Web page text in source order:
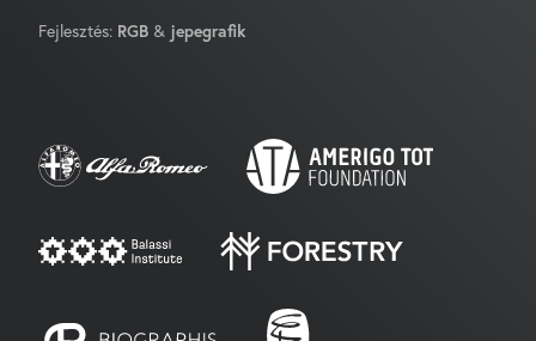
Fejlesztés: RGB & jepegrafik